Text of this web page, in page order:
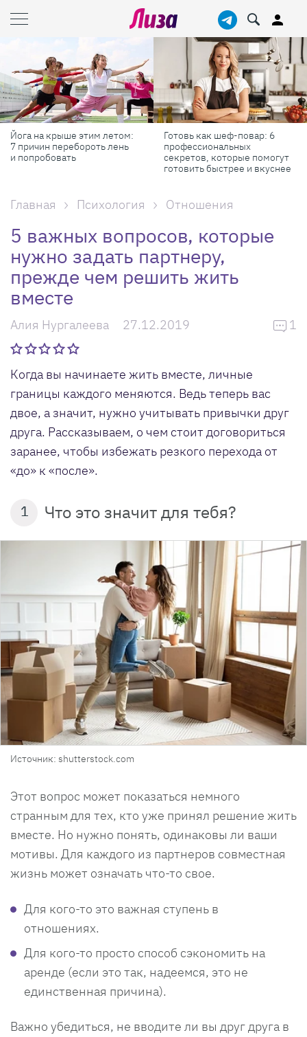
Готовь как шеф-повар: 6
профессиональных
секретов, которые помогут
Масштабные приключения:
самые красивые фестивали
России в августе
Главная Психология Отношения
5 важных вопросов, которые
нужно задать партнеру,
прежде чем решить жить
вместе
Алия Нургалеева 27.12.2019 1
Когда вы начинаете жить вместе, личные
границы каждого меняются. Ведь теперь вас
двое, а значит, нужно учитывать привычки друг
друга. Рассказываем, о чем стоит договориться
заранее, чтобы избежать резкого перехода от
«до» к «после».
1 Что это значит для тебя?
Источник: shutterstock.com
Этот вопрос может показаться немного
странным для тех, кто уже принял решение жить
вместе. Но нужно понять, одинаковы ли ваши
мотивы. Для каждого из партнеров совместная
жизнь может означать что-то свое.
Для кого-то это важная ступень в
отношениях.
Для кого-то просто способ сэкономить на
аренде (если это так, надеемся, это не
единственная причина).
Важно убедиться, не вводите ли вы друг друга в